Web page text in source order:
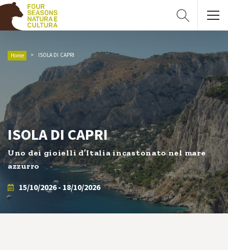
Home ISOLA DI CAPRI
ISOLA DI CAPRI
Uno dei gioielli d’Italia incastonato nel mare
azzurro
15/10/2026 - 18/10/2026